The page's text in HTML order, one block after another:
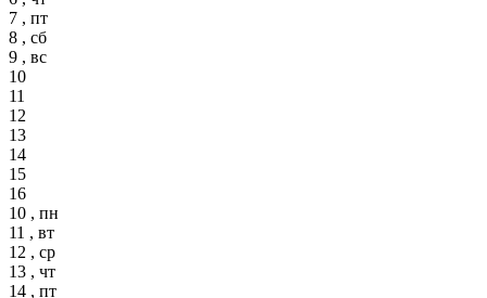
7 , пт
8 , сб
9 , вс
10
11
12
13
14
15
16
10 , пн
11 , вт
12 , ср
13 , чт
14 , пт